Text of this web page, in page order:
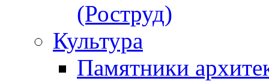
(Роструд)
Культура
Памятники